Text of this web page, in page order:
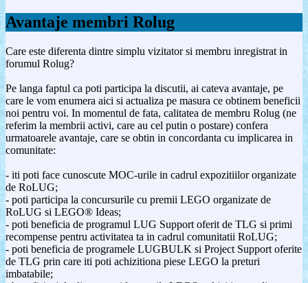
Avantaje membri Rolug
Care este diferenta dintre simplu vizitator si membru inregistrat in
forumul Rolug?
Pe langa faptul ca poti participa la discutii, ai cateva avantaje, pe
care le vom enumera aici si actualiza pe masura ce obtinem beneficii
noi pentru voi. In momentul de fata, calitatea de membru Rolug (ne
referim la membrii activi, care au cel putin o postare) confera
urmatoarele avantaje, care se obtin in concordanta cu implicarea in
comunitate:
- iti poti face cunoscute MOC-urile in cadrul expozitiilor organizate
de RoLUG;
- poti participa la concursurile cu premii LEGO organizate de
RoLUG si LEGO® Ideas;
- poti beneficia de programul LUG Support oferit de TLG si primi
recompense pentru activitatea ta in cadrul comunitatii RoLUG;
- poti beneficia de programele LUGBULK si Project Support oferite
de TLG prin care iti poti achizitiona piese LEGO la preturi
imbatabile;